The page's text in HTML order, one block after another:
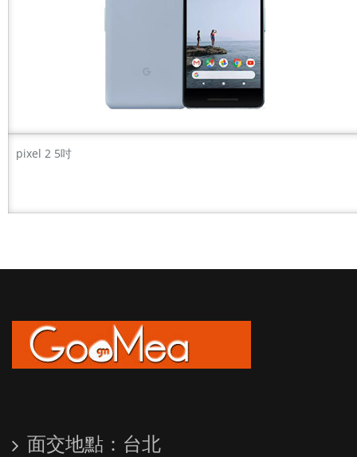
pixel 2 5吋
面交地點：台北